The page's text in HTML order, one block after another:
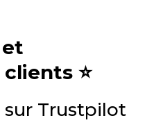
⭐
sur Trustpilot